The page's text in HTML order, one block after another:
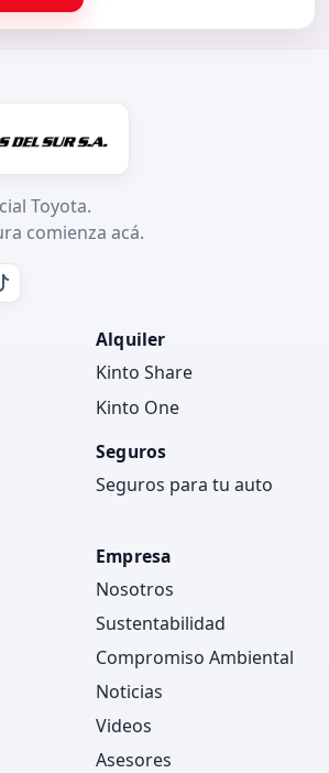
Toyota.
comienza acá.
Alquiler
Kinto Share
Kinto One
Seguros
Seguros para tu auto
Empresa
Nosotros
Sustentabilidad
Compromiso Ambiental
Noticias
Videos
Asesores